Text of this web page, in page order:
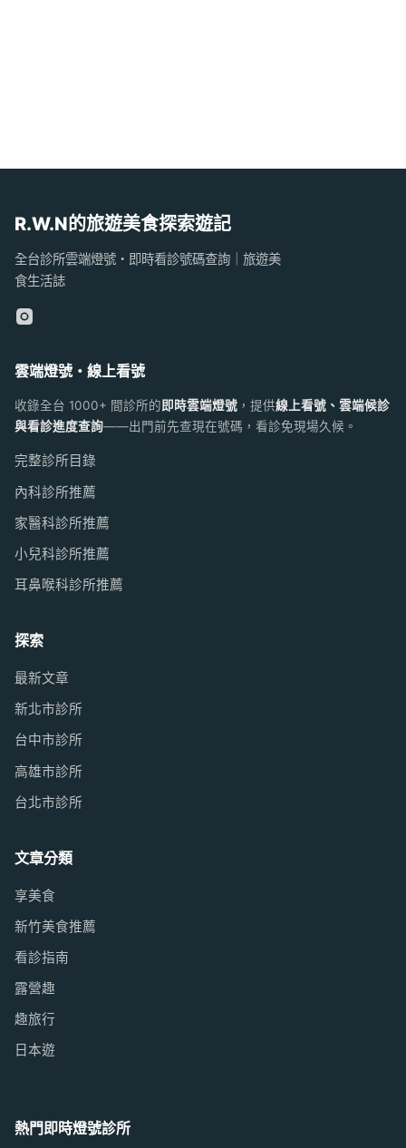
R.W.N的旅遊美食探索遊記
全台診所雲端燈號・即時看診號碼查詢｜旅遊美
食生活誌
雲端燈號・線上看號
收錄全台 1000+ 間診所的即時雲端燈號 ，提供線上看號、雲端候診
與看診進度查詢——出門前先查現在號碼，看診免現場久候。
完整診所目錄
內科診所推薦
家醫科診所推薦
小兒科診所推薦
耳鼻喉科診所推薦
探索
最新文章
新北市診所
台中市診所
高雄市診所
台北市診所
文章分類
享美食
新竹美食推薦
看診指南
露營趣
趣旅行
日本遊
熱門即時燈號診所